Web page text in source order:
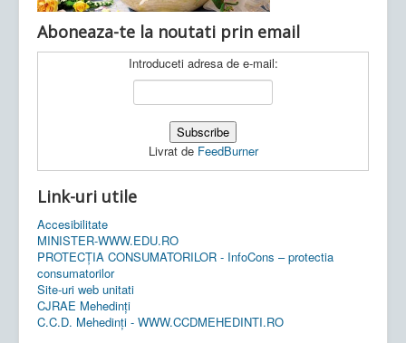
Aboneaza-te la noutati prin email
Introduceti adresa de e-mail:
Livrat de FeedBurner
Link-uri utile
Accesibilitate
MINISTER-WWW.EDU.RO
PROTECȚIA CONSUMATORILOR - InfoCons – protectia
consumatorilor
Site-uri web unitati
CJRAE Mehedinți
C.C.D. Mehedinţi - WWW.CCDMEHEDINTI.RO